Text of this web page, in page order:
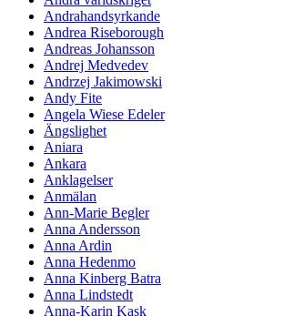
Andrahandsyrkande
Andrea Riseborough
Andreas Johansson
Andrej Medvedev
Andrzej Jakimowski
Andy Fite
Angela Wiese Edeler
Ängslighet
Aniara
Ankara
Anklagelser
Anmälan
Ann-Marie Begler
Anna Andersson
Anna Ardin
Anna Hedenmo
Anna Kinberg Batra
Anna Lindstedt
Anna-Karin Kask